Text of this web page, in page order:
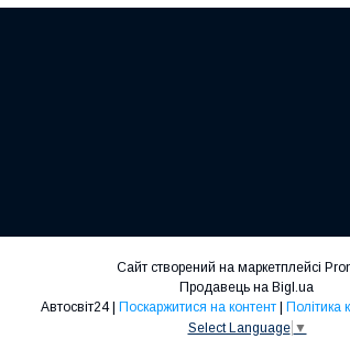
Сайт створений на маркетплейсі
Продавець на Bigl.ua
Автосвіт24 | Поскаржитися на контент | Політика
Select Language ▼